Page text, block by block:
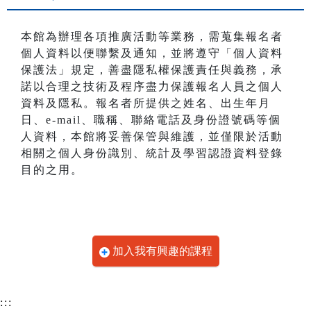
本館為辦理各項推廣活動等業務，需蒐集報名者
個人資料以便聯繫及通知，並將遵守「個人資料
保護法」規定，善盡隱私權保護責任與義務，承
諾以合理之技術及程序盡力保護報名人員之個人
資料及隱私。報名者所提供之姓名、出生年月
日、e-mail、職稱、聯絡電話及身份證號碼等個
人資料，本館將妥善保管與維護，並僅限於活動
相關之個人身份識別、統計及學習認證資料登錄
目的之用。
加入我有興趣的課程
:::